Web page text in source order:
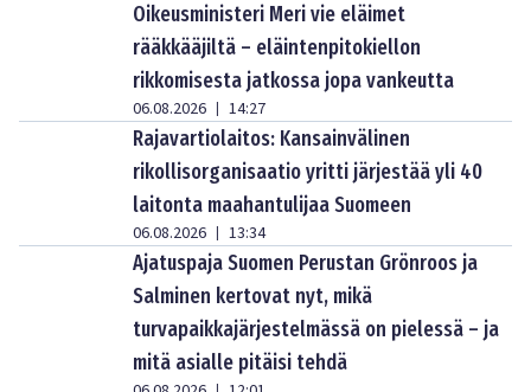
Oikeusministeri Meri vie eläimet
rääkkääjiltä – eläintenpitokiellon
rikkomisesta jatkossa jopa vankeutta
06.08.2026 | 14:27
Rajavartiolaitos: Kansainvälinen
rikollisorganisaatio yritti järjestää yli 40
laitonta maahantulijaa Suomeen
06.08.2026 | 13:34
Ajatuspaja Suomen Perustan Grönroos ja
Salminen kertovat nyt, mikä
turvapaikkajärjestelmässä on pielessä – ja
mitä asialle pitäisi tehdä